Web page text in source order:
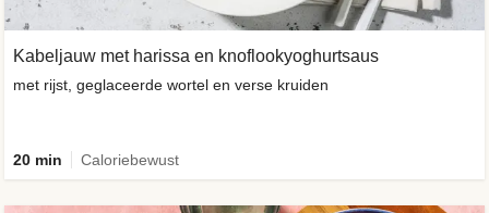
Kabeljauw met harissa en knoflookyoghurtsaus
met rijst, geglaceerde wortel en verse kruiden
20 min Caloriebewust